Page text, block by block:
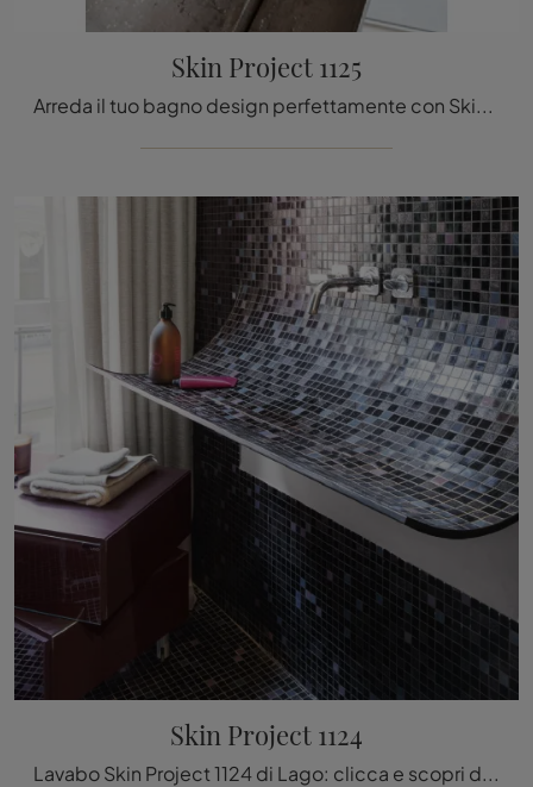
Skin Project 1125
Arreda il tuo bagno design perfettamente con Skin Project 1125, sanitari e accessori in resina minerale di Lago.
Skin Project 1124
Lavabo Skin Project 1124 di Lago: clicca e scopri di più su sanitari in resina minerale e accessori della marca.